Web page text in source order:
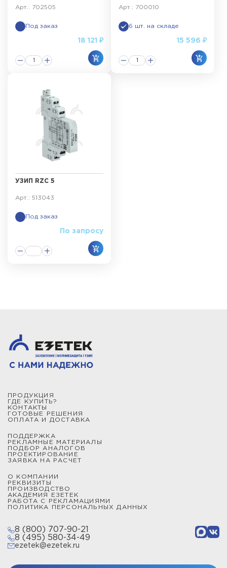
Арт.: 702505
Под заказ
18 121 ₽
Арт.: 700010
6 шт. на складе
15 596 ₽
УЗИП RZC 5
Арт.: 513043
Под заказ
По запросу
ПРОДУКЦИЯ
ГДЕ КУПИТЬ?
КОНТАКТЫ
ГОТОВЫЕ РЕШЕНИЯ
ОПЛАТА И ДОСТАВКА
ПОДДЕРЖКА
РЕКЛАМНЫЕ МАТЕРИАЛЫ
ПОДБОР АНАЛОГОВ
ПРОЕКТИРОВАНИЕ
ЗАЯВКА НА РАСЧЕТ
О КОМПАНИИ
РЕКВИЗИТЫ
ПРОИЗВОДСТВО
АКАДЕМИЯ ЕЗЕТЕК
РАБОТА С РЕКЛАМАЦИЯМИ
ПОЛИТИКА ПЕРСОНАЛЬНЫХ ДАННЫХ
8 (800) 707-90-21
8 (495) 580-34-49
ezetek@ezetek.ru